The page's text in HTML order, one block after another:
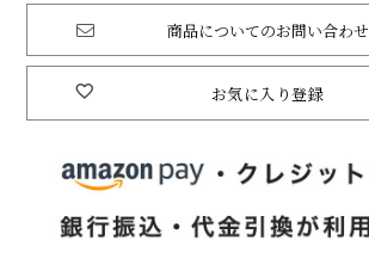
お気に入り登録
商品についてのお問い合わせ